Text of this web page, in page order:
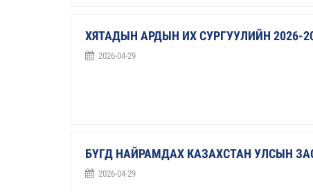
ХЯТАДЫН АРДЫН ИХ СУРГУУЛИЙН 2026-
2026-04-29
БҮГД НАЙРАМДАХ КАЗАХСТАН УЛСЫН
2026-04-29